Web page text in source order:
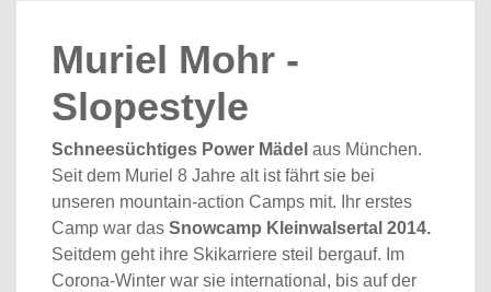
Muriel Mohr -
Slopestyle
Schneesüchtiges Power Mädel aus München.
Seit dem Muriel 8 Jahre alt ist fährt sie bei
unseren mountain-action Camps mit. Ihr erstes
Camp war das Snowcamp Kleinwalsertal 2014.
Seitdem geht ihre Skikarriere steil bergauf. Im
Corona-Winter war sie international, bis auf der